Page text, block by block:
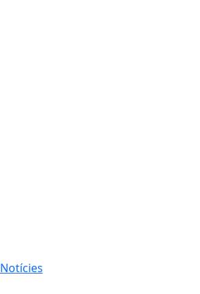
Notícies